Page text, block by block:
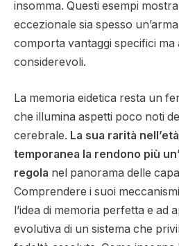
insomma. Questi esempi
eccezionale sia spesso
comporta vantaggi specifici ma
considerevoli.
La memoria eidetica resta un
che illumina aspetti poco noti
cerebrale. La sua rarità
temporanea la rendono più
regola nel panorama delle
Comprendere i suoi
l’idea di memoria perfetta e ad
evolutiva di un sistema che